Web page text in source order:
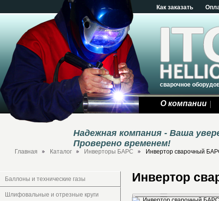
Как заказать
сварочное
О компании
Надежная компания - Ваша
Проверено временем!
Главная Каталог Инверторы БАРС Инвертор сварочный
Баллоны и технические газы
Шлифовальные и отрезные круги
Инвертор